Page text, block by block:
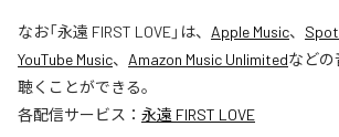
なお「永遠 FIRST LOVE」は、 Apple Music、
YouTube Music、 Amazon Music Unlimitedなどの
聴くことができる。
各配信サービス： 永遠 FIRST LOVE